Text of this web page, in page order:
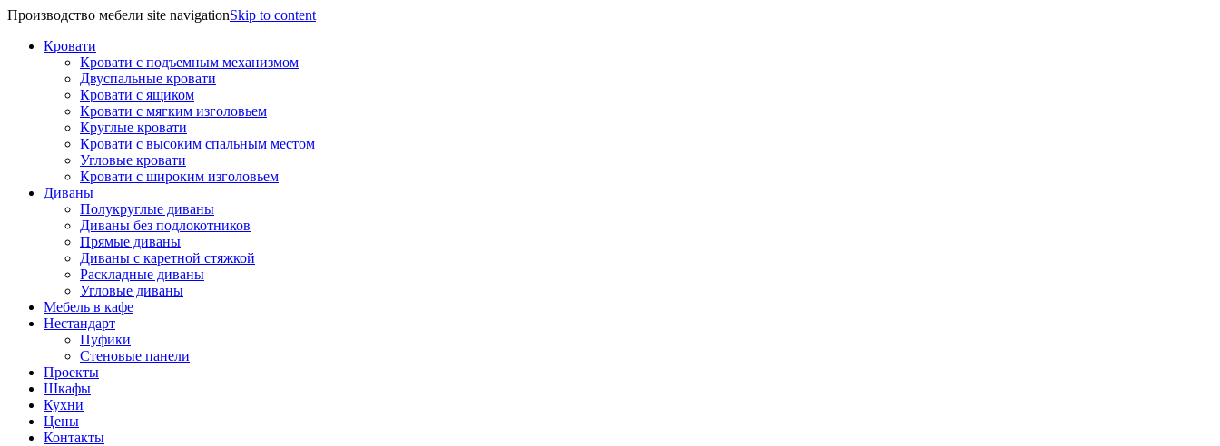
Производство мебели site navigationSkip to content
Кровати
Кровати с подъемным механизмом
Двуспальные кровати
Кровати с ящиком
Кровати с мягким изголовьем
Круглые кровати
Кровати с высоким спальным местом
Угловые кровати
Кровати с широким изголовьем
Диваны
Полукруглые диваны
Диваны без подлокотников
Прямые диваны
Диваны с каретной стяжкой
Раскладные диваны
Угловые диваны
Мебель в кафе
Нестандарт
Пуфики
Стеновые панели
Проекты
Шкафы
Кухни
Цены
Контакты